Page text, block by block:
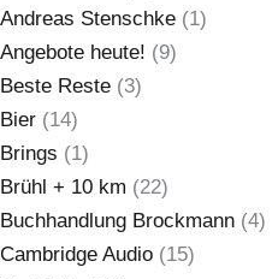
Andreas Stenschke (1)
Angebote heute! (9)
Beste Reste (3)
Bier (14)
Brings (1)
Brühl + 10 km (22)
Buchhandlung Brockmann (4)
Cambridge Audio (15)